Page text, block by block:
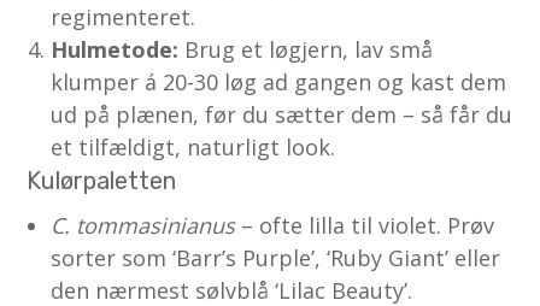
regimenteret.
Hulmetode: Brug et løgjern, lav små
klumper á 20-30 løg ad gangen og kast dem
ud på plænen, før du sætter dem – så får du
et tilfældigt, naturligt look.
Kulørpaletten
C. tommasinianus– ofte lilla til violet. Prøv
sorter som ‘Barr’s Purple’, ‘Ruby Giant’ eller
den nærmest sølvblå ‘Lilac Beauty’.